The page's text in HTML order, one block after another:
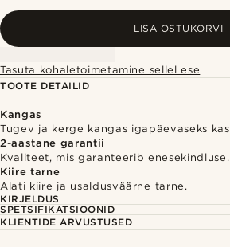
LISA OSTUKORVI
Tasuta kohaletoimetamine sellel ese
TOOTE DETAILID
Kangas
Tugev ja kerge kangas igapäevaseks
2-aastane garantii
Kvaliteet, mis garanteerib enesekindluse.
Kiire tarne
Alati kiire ja usaldusväärne tarne.
KIRJELDUS
SPETSIFIKATSIOONID
KLIENTIDE ARVUSTUSED